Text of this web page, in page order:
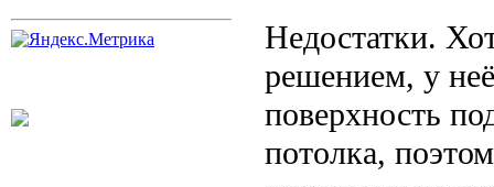
Недостатки.
решением, у
поверхность
потолка,